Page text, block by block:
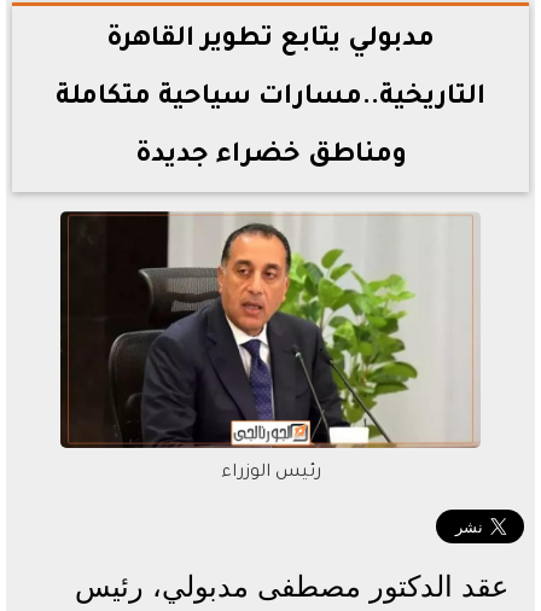
2026-06-02 13:54:59
مدبولي يتابع تطوير القاهرة
التاريخية..مسارات سياحية متكاملة
ومناطق خضراء جديدة
رئيس الوزراء
عقد الدكتور مصطفى مدبولي، رئيس